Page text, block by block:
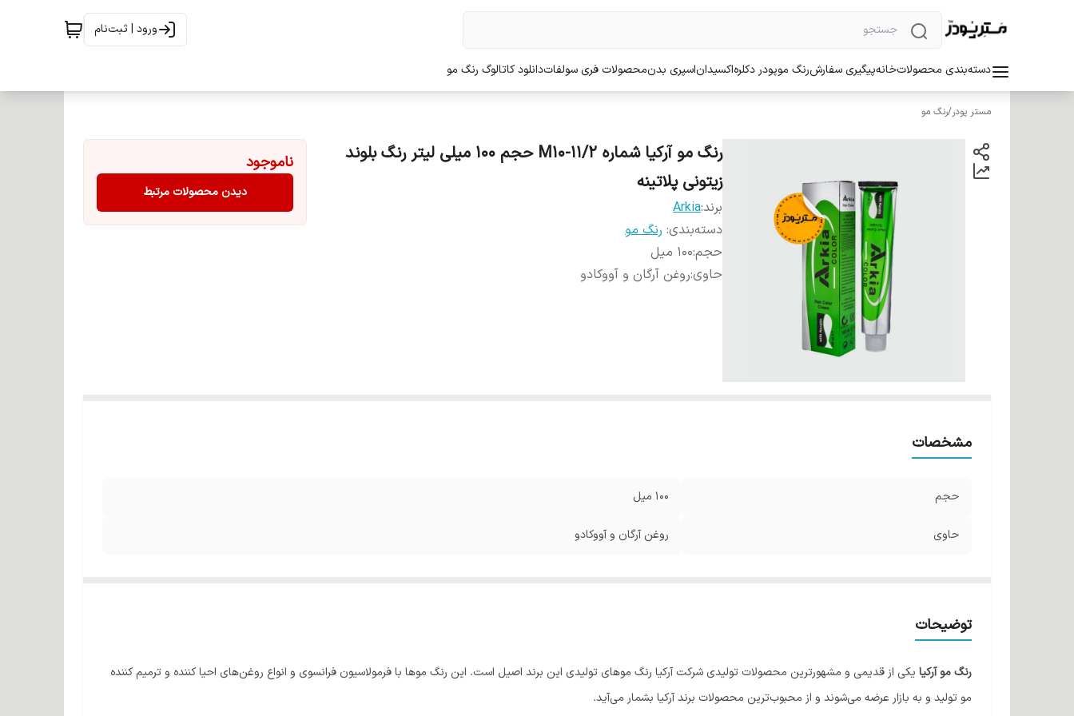
ورود | ثبت‌نام
دسته‌بندی محصولاتخانهپیگیری سفارشرنگ موپودر دکلرهاکسیداناسپری بدنمحصولات فری سولفاتدانلود کاتالوگ رنگ مو
مستر پودر/رنگ مو
رنگ مو آرکیا شماره M10-11/2 حجم 100 میلی لیتر رنگ بلوند
زیتونی پلاتینه
برند:Arkia
دسته‌بندی: رنگ مو
حجم:100 میل
حاوی:روغن آرگان و آووکادو
ناموجود
دیدن محصولات مرتبط
مشخصات
حجم 100 میل
حاوی روغن آرگان و آووکادو
توضیحات
رنگ مو آرکیا یکی از قدیمی و مشهورترین محصولات تولیدی شرکت آرکیا رنگ موهای تولیدی این برند اصیل است. این رنگ موها با فرمولاسیون فرانسوی و انواع روغن‌های احیا کننده و ترمیم کننده
مو تولید و به بازار عرضه می‌شوند و از محبوب‌ترین محصولات برند آرکیا بشمار می‌آید.